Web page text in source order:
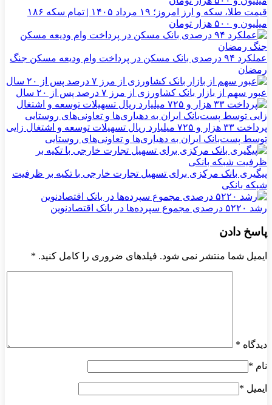
قیمت طلا، سکه و ارز امروز؛ ۱۹ مرداد ۱۴۰۵ | تمام سکه ۱۸۶
میلیون و ۵۰۰ هزار تومان
عملکرد ۹۴ درصدی بانک مسکن در پرداخت وام ودیعه مسکن جنگ
رمضان
عبور سهم از بازار بانک کشاورزی از مرز ۷ درصد پس از ۲۰ سال
پرداخت ۳۳ هزار و ۷۲۵ میلیارد ریال تسهیلات توسعه و اشتغال زایی
توسط پست‌بانک ایران به دهیاری‌ها و تعاونی‌های روستایی
پیگیری بانک مرکزی برای تسهیل تجارت خارجی با تکیه بر ظرفیت
شبکه بانکی
رشد ۵۲۲۰ درصدی مجموع سپرده‌ها در بانک اقتصادنوین
پاسخ دادن
ایمیل شما منتشر نمی شود. فیلدهای ضروری را کامل کنید. *
دیدگاه *
نام *
ایمیل *